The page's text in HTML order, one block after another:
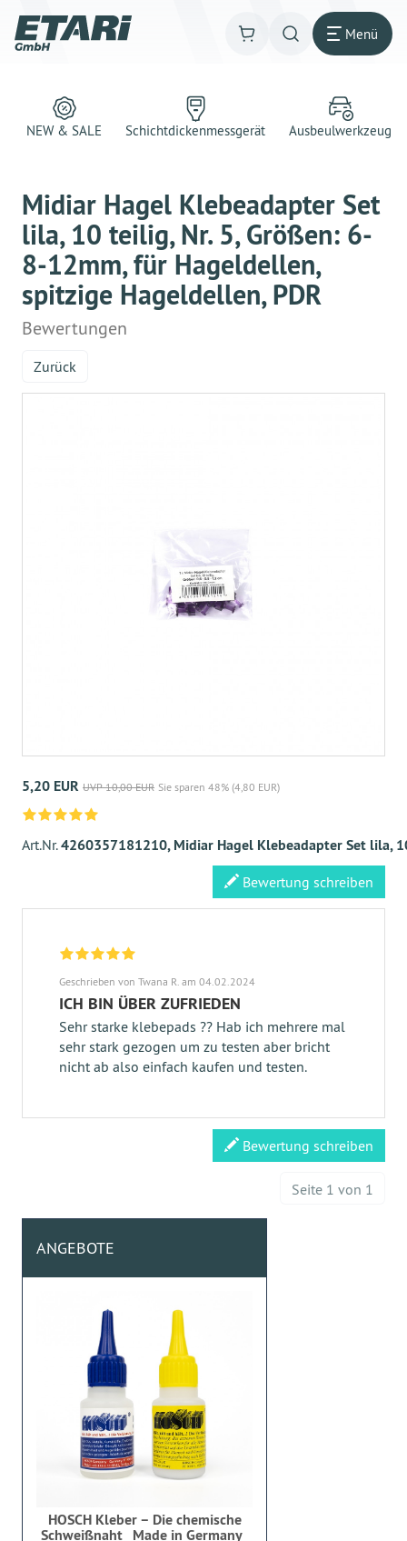
Menü
NEW & SALE Schichtdickenmessgerät Ausbeulwerkzeug
Midiar Hagel Klebeadapter Set
lila, 10 teilig, Nr. 5, Größen: 6-
8-12mm, für Hageldellen,
spitzige Hageldellen, PDR
Bewertungen
Zurück
5,20 EUR UVP 10,00 EUR Sie sparen 48% (4,80 EUR)
Art.Nr.4260357181210, Midiar Hagel Klebeadapter Set lila,
Bewertung schreiben
Geschrieben von Twana R. am 04.02.2024
ICH BIN ÜBER ZUFRIEDEN
Sehr starke klebepads ?? Hab ich mehrere mal
sehr stark gezogen um zu testen aber bricht
nicht ab also einfach kaufen und testen.
Bewertung schreiben
Seite 1 von 1
ANGEBOTE
HOSCH Kleber – Die chemische
Schweißnaht _Made in Germany_